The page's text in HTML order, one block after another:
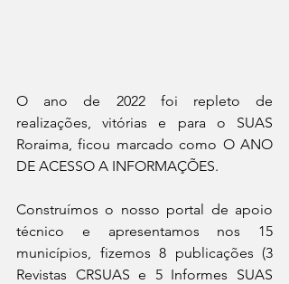
O ano de 2022 foi repleto de
realizações, vitórias e para o SUAS
Roraima, ficou marcado como O ANO
DE ACESSO A INFORMAÇÕES.
Construímos o nosso portal de apoio
técnico e apresentamos nos 15
municípios, fizemos 8 publicações (3
Revistas CRSUAS e 5 Informes SUAS